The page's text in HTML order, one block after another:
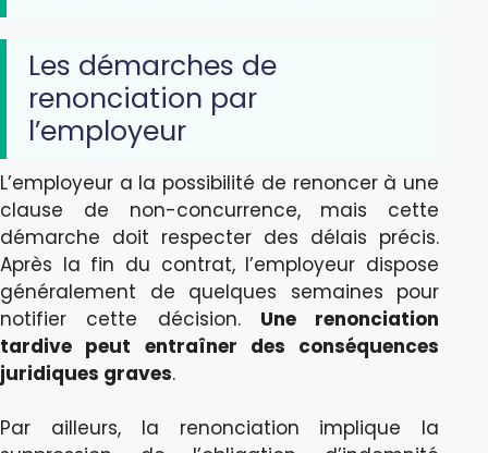
Les démarches de
renonciation par
l’employeur
L’employeur a la possibilité de renoncer à une
clause de non-concurrence, mais cette
démarche doit respecter des délais précis.
Après la fin du contrat, l’employeur dispose
généralement de quelques semaines pour
notifier cette décision. Une renonciation
tardive peut entraîner des conséquences
juridiques graves.
Par ailleurs, la renonciation implique la